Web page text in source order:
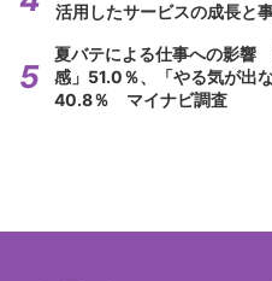
活用したサービスの成長と
夏バテによる仕事への影響
感」51.0％、「やる気が出
40.8％ マイナビ調査